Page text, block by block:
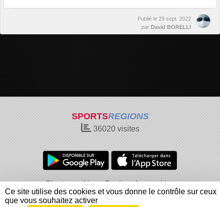
Publié le 29 sept. 2022
par David BORELLI
SPORTSREGIONS
36020visites
Charte cookies
Gestion des cookies
Informations légales
Signaler un contenu inapproprié
Ce site utilise des cookies et vous donne le contrôle sur ceux
que vous souhaitez activer